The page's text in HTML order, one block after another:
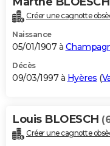
Créer une cagnotte
Naissance
05/01/1907 à
Décès
09/03/1997 à Hyères (
Louis BLOESCH
Créer une cagnotte